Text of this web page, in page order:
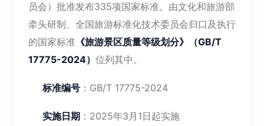
员会）批准发布335项国家标准。由文化和旅游部
牵头研制、全国旅游标准化技术委员会归口及执行
的国家标准 《旅游景区质量等级划分》（GB/T
17775-2024） 位列其中。
标准编号 ：GB/T 17775-2024
实施日期 ：2025年3月1日起实施